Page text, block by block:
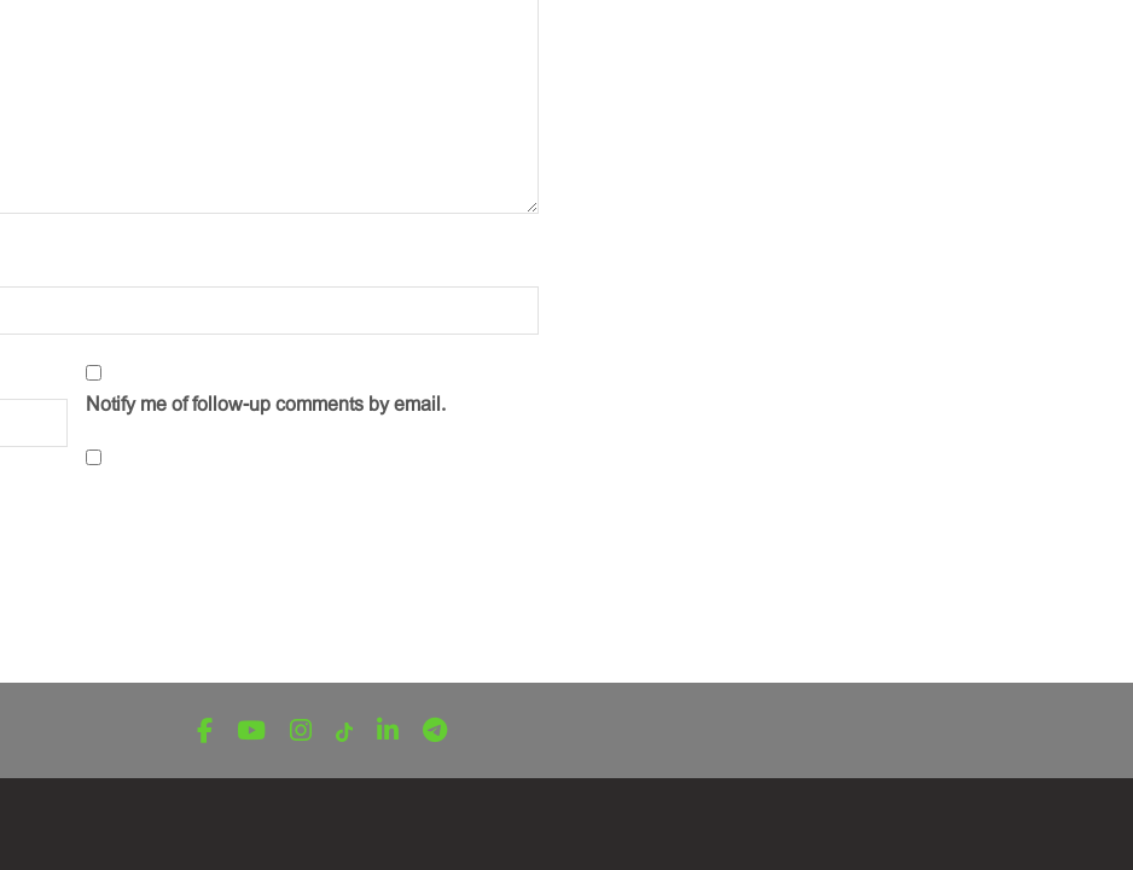
Notify me of follow-up comments by email.